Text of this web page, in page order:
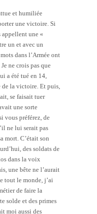
et humiliée
une victoire. Si
appellent une «
un et avec un
dans l’Armée ont
ne crois pas que
a été tué en 14,
la victoire. Et puis,
se faisait tuer
une sorte
vous préférez, de
ne lui serait pas
mort. C’était son
des soldats de
dans la voix
une bête ne l’aurait
tout le monde, j’ai
de faire la
solde et des primes
moi aussi des